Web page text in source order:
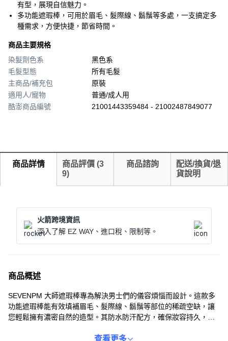
有型，展現自信魅力。
多功能遮瑕棒，可用於眉毛、髮際線、鬍鬚等多處，一支搞定多
種需求，方便快捷，節省時間。
商品主要規格
染髮劑色系
黑色系
毛髮型態
所有毛髮
主商品/補充包
原裝
適用人/寵物
普通/成人用
酷澎商品編號
21001443359484 - 21002487849077
商品詳情 商品評價 (3
9)
商品諮詢
配送/換貨/退
貨說明
火箭跨境資訊
深入了解 EZ WAY、進口稅、限制等。
商品概述
SEVENPM 大師遮瑕棒專為解決男士們的儀容煩惱而設計。這款多
功能遮瑕棒能有效填補眉毛、髮際線、鬍鬚等部位的稀疏空缺，讓
您輕鬆擁有濃密自然的造型。其防水防汗配方，確保妝容持久，告
重塑自信形象。無論是日常通勤還是重要場合，SEVENPM 大師遮
查看更多